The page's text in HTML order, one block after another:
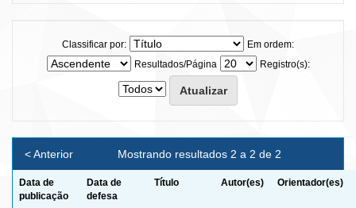
Classificar por:
Em ordem:
Resultados/Página
Registro(s):
Mostrando resultados 2 a 2 de 2
< Anterior
Data de
publicação
Data de
defesa
Título Autor(es) Orientador(es)